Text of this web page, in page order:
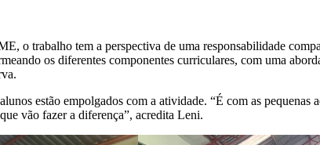
o trabalho tem a perspectiva de uma responsabilidade
os diferentes componentes curriculares, com uma
estão empolgados com a atividade. “É com as pequenas
vão fazer a diferença”, acredita Leni.